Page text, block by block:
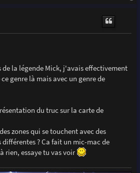
de la légende Mick, j'avais effectivement
genre là mais avec un genre de
du truc sur la carte de
zones qui se touchent avec des
? Ca fait un mic-mac de
rien, essaye tu vas voir